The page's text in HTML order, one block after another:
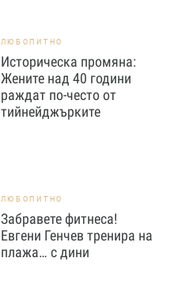
ЛЮБОПИТНО
Историческа промяна:
Жените над 40 години
раждат по-често от
тийнейджърките
ЛЮБОПИТНО
Забравете фитнеса!
Евгени Генчев тренира на
плажа… с дини